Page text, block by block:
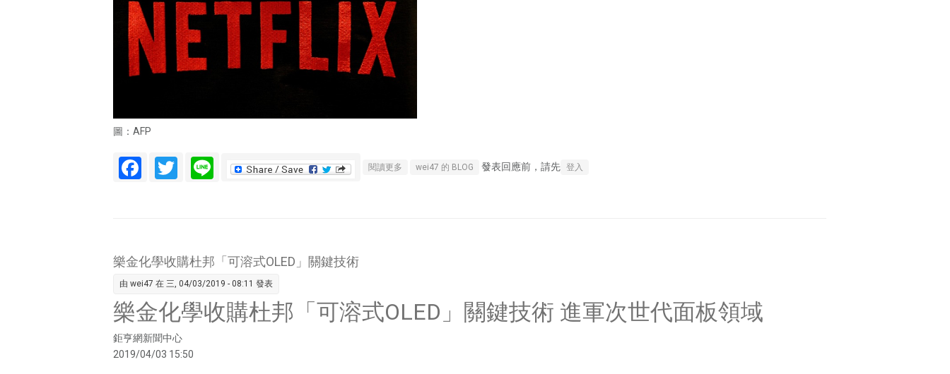
圖：AFP
Facebook
Twitter
Line 閱讀更多 關於力推NETFLIX!小摩:這價位超好入手
wei47 的 BLOG 發表回應前，請先 登入
樂金化學收購杜邦「可溶式OLED」關鍵技術
由 wei47 在 三, 04/03/2019 - 08:11 發表
樂金化學收購杜邦「可溶式OLED」關鍵技術 進軍次世代面板領域
鉅亨網新聞中心
2019/04/03 15:50